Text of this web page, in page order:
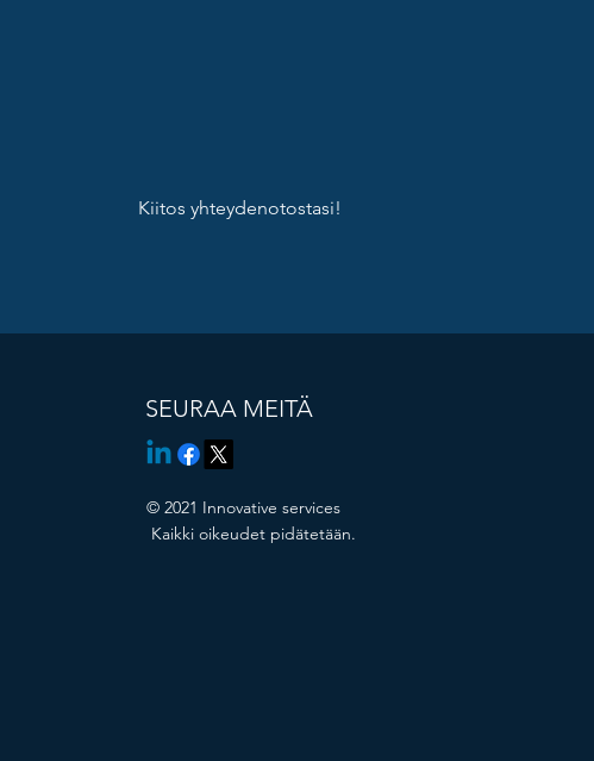
Kiitos yhteydenotostasi!
SEURAA MEITÄ
© 2021 Innovative services
Kaikki oikeudet pidätetään.